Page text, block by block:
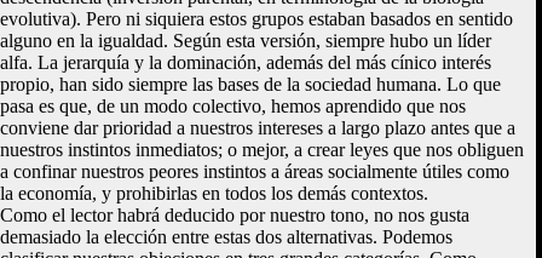
evolutiva). Pero ni siquiera estos grupos estaban basados en sentido
alguno en la igualdad. Según esta versión, siempre hubo un líder
alfa. La jerarquía y la dominación, además del más cínico interés
propio, han sido siempre las bases de la sociedad humana. Lo que
pasa es que, de un modo colectivo, hemos aprendido que nos
conviene dar prioridad a nuestros intereses a largo plazo antes que a
nuestros instintos inmediatos; o mejor, a crear leyes que nos obliguen
a confinar nuestros peores instintos a áreas socialmente útiles como
la economía, y prohibirlas en todos los demás contextos.
Como el lector habrá deducido por nuestro tono, no nos gusta
demasiado la elección entre estas dos alternativas. Podemos